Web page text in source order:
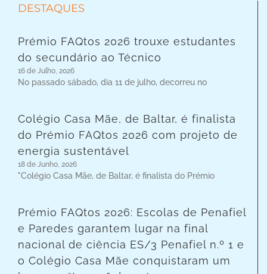
DESTAQUES
Prémio FAQtos 2026 trouxe estudantes
do secundário ao Técnico
16 de Julho, 2026
No passado sábado, dia 11 de julho, decorreu no
Colégio Casa Mãe, de Baltar, é finalista
do Prémio FAQtos 2026 com projeto de
energia sustentável
18 de Junho, 2026
"Colégio Casa Mãe, de Baltar, é finalista do Prémio
Prémio FAQtos 2026: Escolas de Penafiel
e Paredes garantem lugar na final
nacional de ciência ES/3 Penafiel n.º 1 e
o Colégio Casa Mãe conquistaram um